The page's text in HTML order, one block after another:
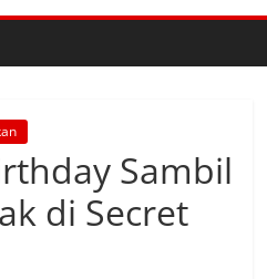
Sambil
di Secret